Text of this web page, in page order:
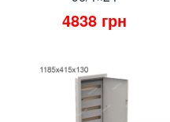
4838 грн